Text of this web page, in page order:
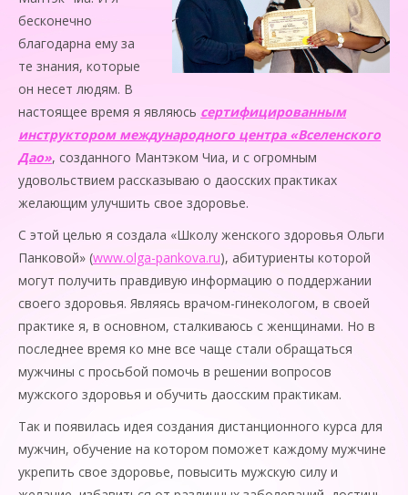
бесконечно
благодарна ему за
те знания, которые
он несет людям. В
настоящее время я являюсь сертифицированным
инструктором международного центра «Вселенского
Дао», созданного Мантэком Чиа, и с огромным
удовольствием рассказываю о даосских практиках
желающим улучшить свое здоровье.
С этой целью я создала «Школу женского здоровья Ольги
Панковой» (www.olga-pankova.ru), абитуриенты которой
могут получить правдивую информацию о поддержании
своего здоровья. Являясь врачом-гинекологом, в своей
практике я, в основном, сталкиваюсь с женщинами. Но в
последнее время ко мне все чаще стали обращаться
мужчины с просьбой помочь в решении вопросов
мужского здоровья и обучить даосским практикам.
Так и появилась идея создания дистанционного курса для
мужчин, обучение на котором поможет каждому мужчине
укрепить свое здоровье, повысить мужскую силу и